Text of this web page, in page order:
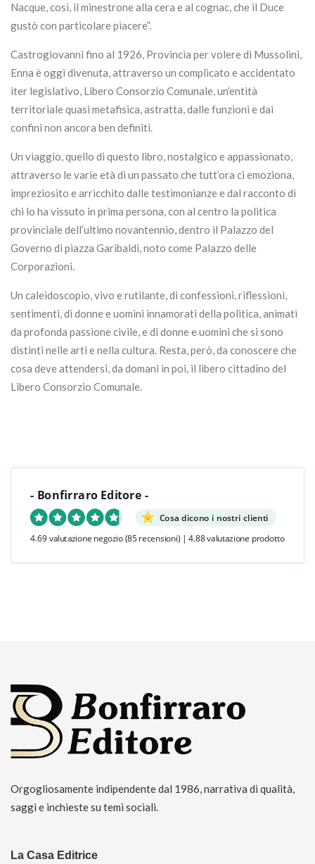
Nacque, così, il minestrone alla cera e al cognac, che il Duce
gustò con particolare piacere”.
Castrogiovanni fino al 1926, Provincia per volere di Mussolini,
Enna è oggi divenuta, attraverso un complicato e accidentato
iter legislativo, Libero Consorzio Comunale, un’entità
territoriale quasi metafisica, astratta, dalle funzioni e dai
confini non ancora ben definiti.
Un viaggio, quello di questo libro, nostalgico e appassionato,
attraverso le varie età di un passato che tutt’ora ci emoziona,
impreziosito e arricchito dalle testimonianze e dal racconto di
chi lo ha vissuto in prima persona, con al centro la politica
provinciale dell’ultimo novantennio, dentro il Palazzo del
Governo di piazza Garibaldi, noto come Palazzo delle
Corporazioni.
Un caleidoscopio, vivo e rutilante, di confessioni, riflessioni,
sentimenti, di donne e uomini innamorati della politica, animati
da profonda passione civile, e di donne e uomini che si sono
distinti nelle arti e nella cultura. Resta, però, da conoscere che
cosa deve attendersi, da domani in poi, il libero cittadino del
Libero Consorzio Comunale.
- Bonfirraro Editore -
Cosa dicono i nostri clienti
4.69 valutazione negozio (85 recensioni) | 4.88 valutazione prodotto
Orgogliosamente indipendente dal 1986, narrativa di qualità,
saggi e inchieste su temi sociali.
La Casa Editrice